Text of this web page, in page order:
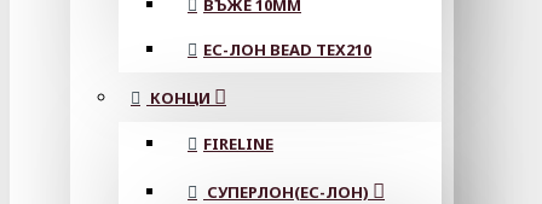
ВЪЖЕ 10MM
ЕС-ЛОН BEAD TEX210
КОНЦИ
FIRELINE
СУПЕРЛОН(ЕС-ЛОН)